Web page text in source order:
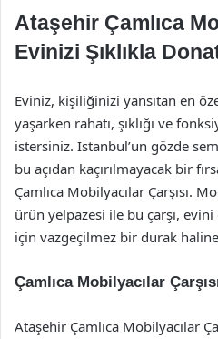
Ataşehir Çamlıca
Evinizi Şıklıkla
Eviniz, kişiliğinizi yansıtan en
yaşarken rahatı, şıklığı ve
istersiniz. İstanbul’un gözde
bu açıdan kaçırılmayacak bir
Çamlıca Mobilyacılar Çarşısı.
ürün yelpazesi ile bu çarşı,
için vazgeçilmez bir durak
Çamlıca Mobilyacılar
Ataşehir Çamlıca Mobilyacılar